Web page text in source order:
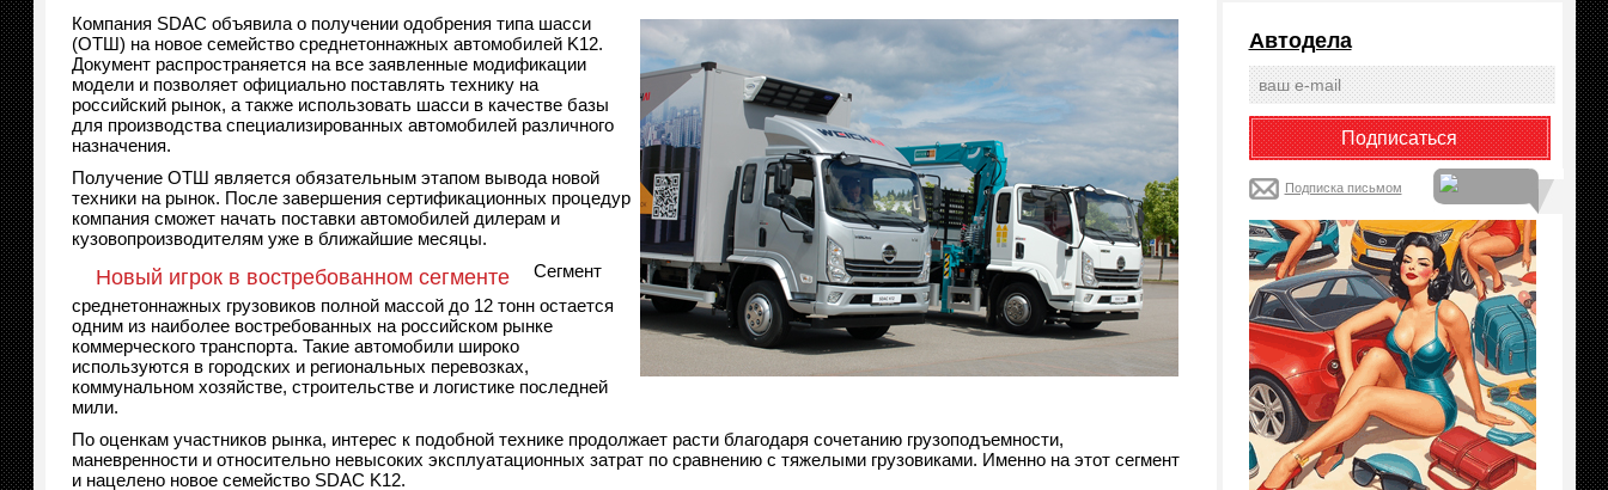
Компания SDAC объявила о получении одобрения типа шасси
(ОТШ) на новое семейство среднетоннажных автомобилей K12.
Документ распространяется на все заявленные модификации
модели и позволяет официально поставлять технику на
российский рынок, а также использовать шасси в качестве базы
для производства специализированных автомобилей различного
назначения.
Получение ОТШ является обязательным этапом вывода новой
техники на рынок. После завершения сертификационных процедур
компания сможет начать поставки автомобилей дилерам и
кузовопроизводителям уже в ближайшие месяцы.
Новый игрок в востребованном сегменте
Сегмент
среднетоннажных грузовиков полной массой до 12 тонн остается
одним из наиболее востребованных на российском рынке
коммерческого транспорта. Такие автомобили широко
используются в городских и региональных перевозках,
коммунальном хозяйстве, строительстве и логистике последней
мили.
По оценкам участников рынка, интерес к подобной технике продолжает расти благодаря сочетанию грузоподъемности,
маневренности и относительно невысоких эксплуатационных затрат по сравнению с тяжелыми грузовиками. Именно на этот сегмент
и нацелено новое семейство SDAC K12.
Автодела
Подписка письмом